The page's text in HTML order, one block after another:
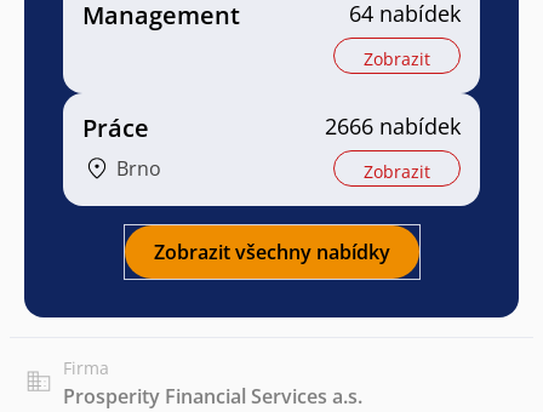
Management 64 nabídek
Zobrazit
Práce
Brno
2666 nabídek
Zobrazit
Zobrazit všechny nabídky
Firma
Prosperity Financial Services a.s.